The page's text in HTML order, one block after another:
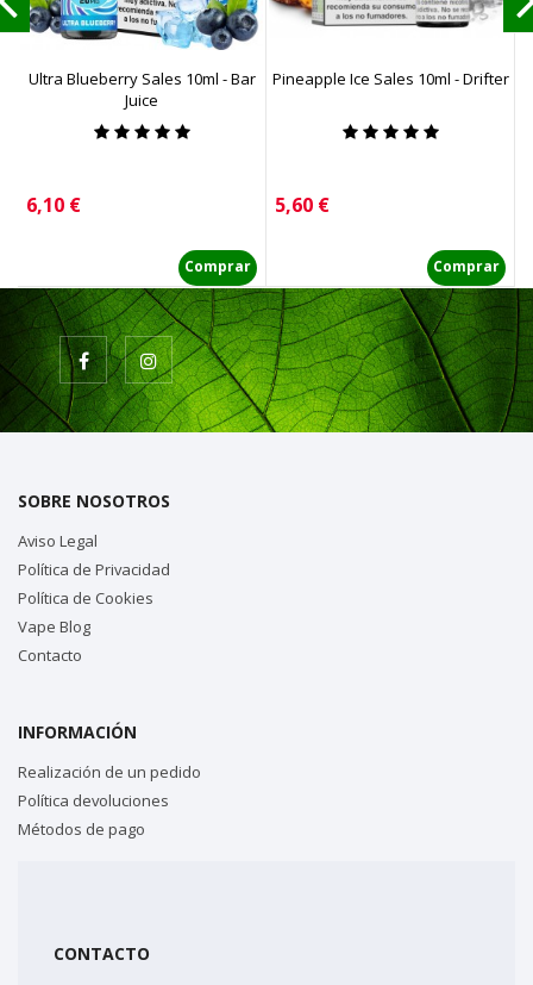
Ultra Blueberry Sales 10ml - Bar
Juice
Precio
6,10 €
Comprar
Pineapple Ice Sales 10ml - Drifter
Precio
5,60 €
Comprar
SOBRE NOSOTROS
Aviso Legal
Política de Privacidad
Política de Cookies
Vape Blog
Contacto
INFORMACIÓN
Realización de un pedido
Política devoluciones
Métodos de pago
CONTACTO